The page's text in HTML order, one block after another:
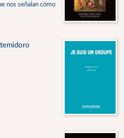
nos señalan cómo